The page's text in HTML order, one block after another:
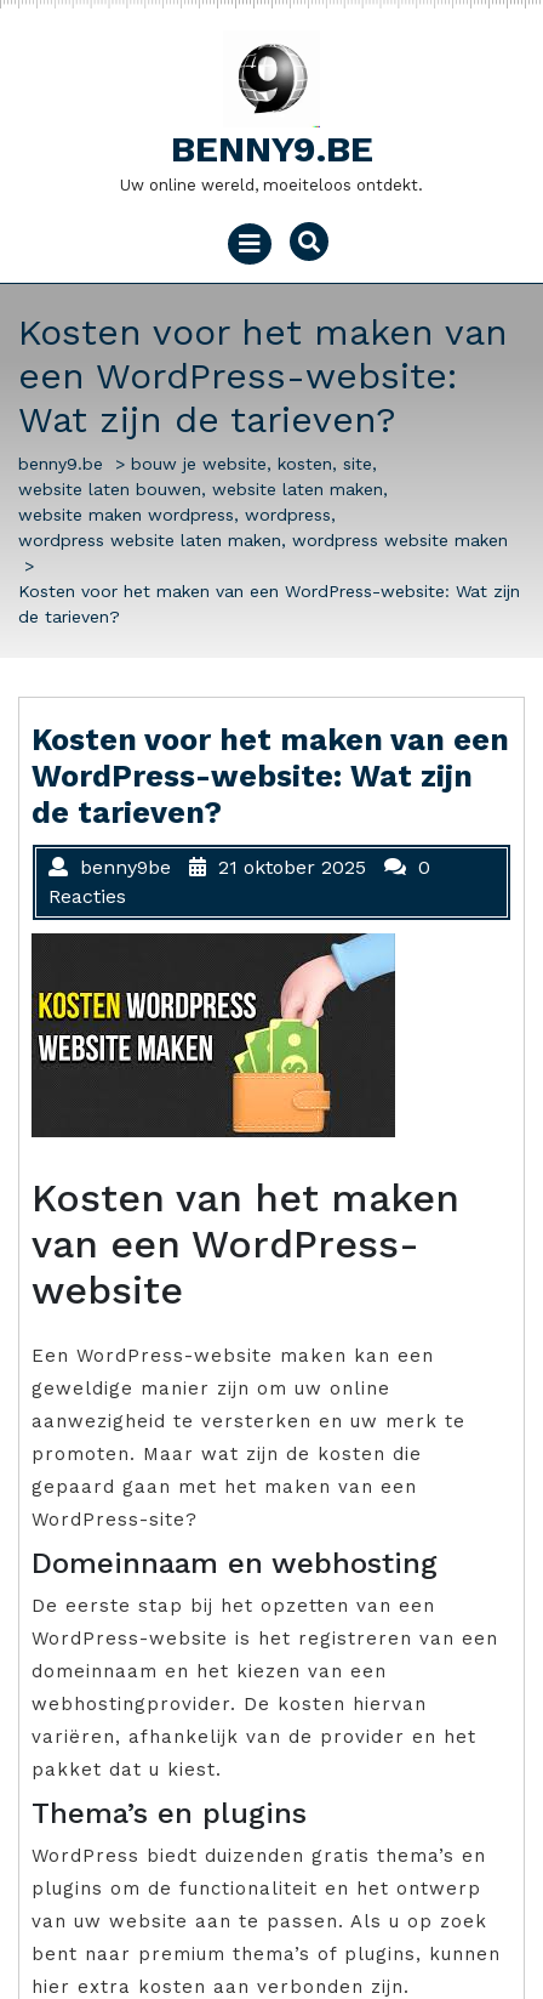
Naar
BENNY9.BE
Uw online wereld, moeiteloos ontdekt.
Menu
openen
Kosten voor het maken van
een WordPress-website:
Wat zijn de tarieven?
benny9.be > bouw je website, kosten, site,
website laten bouwen, website laten maken,
website maken wordpress, wordpress,
wordpress website laten maken, wordpress website maken
>
Kosten voor het maken van een WordPress-website: Wat zijn
de tarieven?
Kosten voor het maken van een
WordPress-website: Wat zijn
de tarieven?
benny9be 21 oktober 2025
0
Reacties
Kosten van het maken
van een WordPress-
website
Een WordPress-website maken kan een
geweldige manier zijn om uw online
aanwezigheid te versterken en uw merk te
promoten. Maar wat zijn de kosten die
gepaard gaan met het maken van een
WordPress-site?
Domeinnaam en webhosting
De eerste stap bij het opzetten van een
WordPress-website is het registreren van een
domeinnaam en het kiezen van een
webhostingprovider. De kosten hiervan
variëren, afhankelijk van de provider en het
pakket dat u kiest.
Thema’s en plugins
WordPress biedt duizenden gratis thema’s en
plugins om de functionaliteit en het ontwerp
van uw website aan te passen. Als u op zoek
bent naar premium thema’s of plugins, kunnen
hier extra kosten aan verbonden zijn.